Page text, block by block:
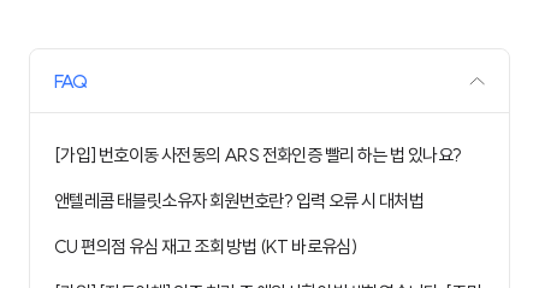
FAQ
[가입] 번호이동 사전동의 ARS 전화인증 빨리 하는 법 있나요?
앤텔레콤 태블릿소유자 회원번호란? 입력 오류 시 대처법
CU 편의점 유심 재고 조회 방법 (KT 바로유심)